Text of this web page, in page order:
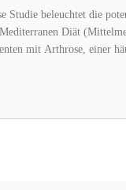
Studie beleuchtet die
Diät
mit Arthrose, einer